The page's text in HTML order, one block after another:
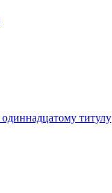
титулу